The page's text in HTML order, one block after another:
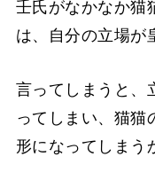
壬氏がなかなか猫
は、自分の立場が
言ってしまうと、
ってしまい、猫猫
形になってしまう